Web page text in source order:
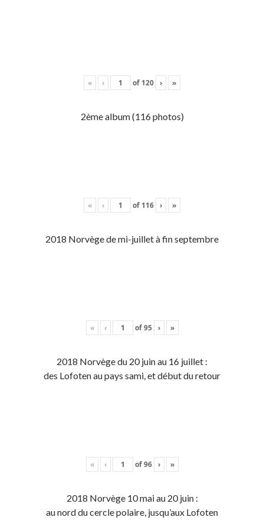
« ‹ of 120 › »
2ème album (116 photos)
« ‹ of 116 › »
2018 Norvège de mi-juillet à fin septembre
« ‹ of95 › »
2018 Norvège du 20 juin au 16 juillet :
des Lofoten au pays sami, et début du retour
« ‹ of96 › »
2018 Norvège 10 mai au 20 juin :
au nord du cercle polaire, jusqu’aux Lofoten